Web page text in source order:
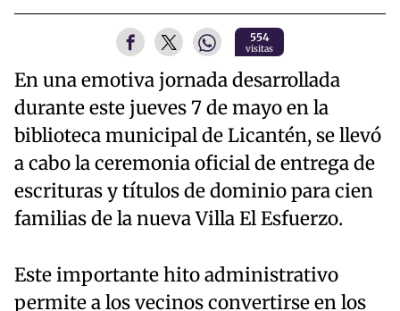
554
visitas
En una emotiva jornada desarrollada
durante este jueves 7 de mayo en la
biblioteca municipal de Licantén, se llevó
a cabo la ceremonia oficial de entrega de
escrituras y títulos de dominio para cien
familias de la nueva Villa El Esfuerzo.
Este importante hito administrativo
permite a los vecinos convertirse en los